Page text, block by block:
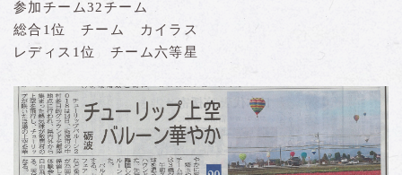
参加チーム32チーム
総合1位 チーム カイラス
レディス1位 チーム六等星